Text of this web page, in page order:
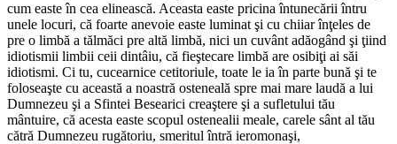
cum easte în cea elinească. Aceasta easte pricina întunecării întru
unele locuri, că foarte anevoie easte luminat şi cu chiiar înţeles de
pre o limbă a tălmăci pre altă limbă, nici un cuvânt adăogând şi ţiind
idiotismii limbii ceii dintâiu, că fieştecare limbă are osibiţi ai săi
idiotismi. Ci tu, cucearnice cetitoriule, toate le ia în parte bună şi te
foloseaşte cu această a noastră osteneală spre mai mare laudă a lui
Dumnezeu şi a Sfintei Besearici creaştere şi a sufletului tău
mântuire, că acesta easte scopul ostenealii meale, carele sânt al tău
cătră Dumnezeu rugătoriu, smeritul întră ieromonaşi,